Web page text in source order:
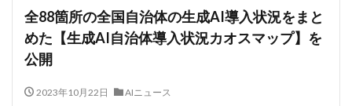
全88箇所の全国自治体の生成AI導入状況をまと
めた【生成AI自治体導入状況カオスマップ】を
公開
2023年10月22日 AIニュース